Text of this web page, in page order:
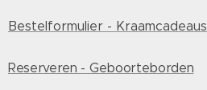
Bestelformulier - Kraamcadeaus
Reserveren - Geboorteborden